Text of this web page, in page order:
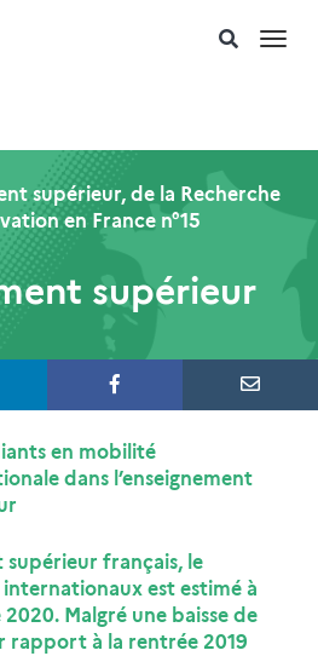
supérieur, de la Recherche
en France n°15
supérieur
en mobilité
dans l’enseignement
supérieur français, le
est estimé à
Malgré une baisse de
rapport à la rentrée 2019